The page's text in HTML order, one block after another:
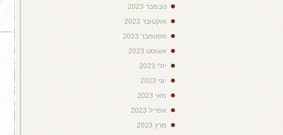
נובמבר 2023
אוקטובר 2023
ספטמבר 2023
אוגוסט 2023
יולי 2023
יוני 2023
מאי 2023
אפריל 2023
מרץ 2023